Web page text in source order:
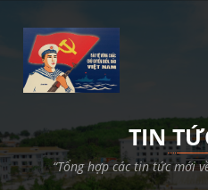
TIN
“Tổng hợp các tin tức mới